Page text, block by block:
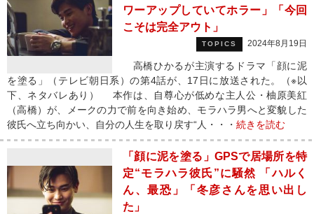
ワーアップしていてホラー」「今回
こそは完全アウト」
TOPICS 2024年8月19日
高橋ひかるが主演するドラマ「顔に泥
を塗る」（テレビ朝日系）の第4話が、17日に放送された。（※以
下、ネタバレあり） 本作は、自尊心が低めな主人公・柚原美紅
（高橋）が、メークの力で前を向き始め、モラハラ男へと変貌した
彼氏へ立ち向かい、自分の人生を取り戻す“人・・・ 続きを読む
「顔に泥を塗る」GPSで居場所を特
定“モラハラ彼氏”に騒然 「ハルく
ん、最恐」「冬彦さんを思い出し
た」